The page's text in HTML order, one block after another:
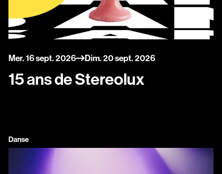
du
mercredi
Mer.16septembre
sept.2026
au dimanche
Dim.20septembre
sept.2026
15 ans de Stereolux
Danse